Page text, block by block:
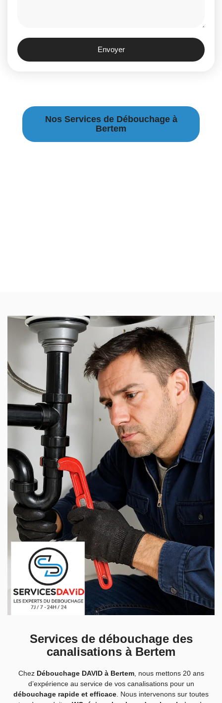
Envoyer
Nos Services de Débouchage à
Bertem
Services de débouchage des
canalisations à Bertem
Chez Débouchage DAVID à Bertem, nous mettons 20 ans
d’expérience au service de vos canalisations pour un
débouchage rapide et efficace. Nous intervenons sur toutes